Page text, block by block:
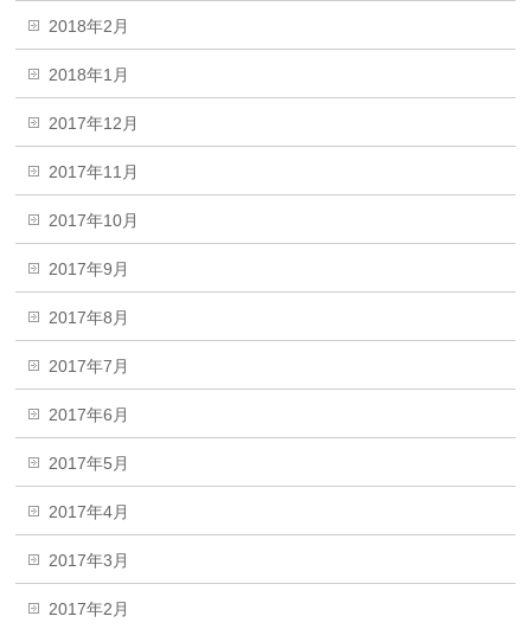
2018年2月
2018年1月
2017年12月
2017年11月
2017年10月
2017年9月
2017年8月
2017年7月
2017年6月
2017年5月
2017年4月
2017年3月
2017年2月